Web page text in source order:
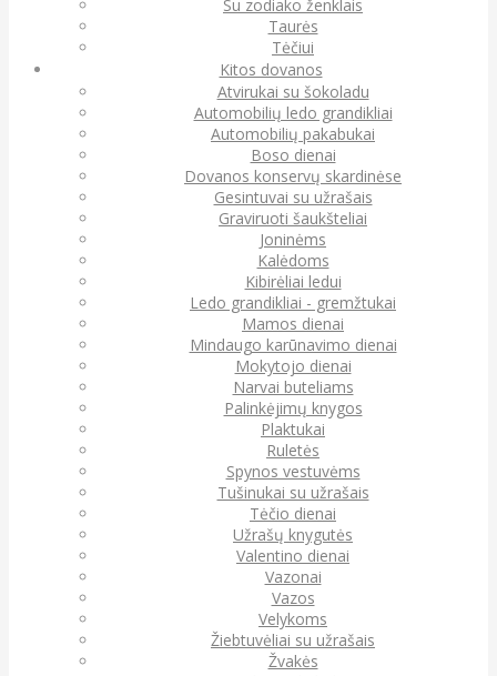
Su zodiako ženklais
Taurės
Tėčiui
Kitos dovanos
Atvirukai su šokoladu
Automobilių ledo grandikliai
Automobilių pakabukai
Boso dienai
Dovanos konservų skardinėse
Gesintuvai su užrašais
Graviruoti šaukšteliai
Joninėms
Kalėdoms
Kibirėliai ledui
Ledo grandikliai - gremžtukai
Mamos dienai
Mindaugo karūnavimo dienai
Mokytojo dienai
Narvai buteliams
Palinkėjimų knygos
Plaktukai
Ruletės
Spynos vestuvėms
Tušinukai su užrašais
Tėčio dienai
Užrašų knygutės
Valentino dienai
Vazonai
Vazos
Velykoms
Žiebtuvėliai su užrašais
Žvakės